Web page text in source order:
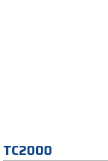
TC2000